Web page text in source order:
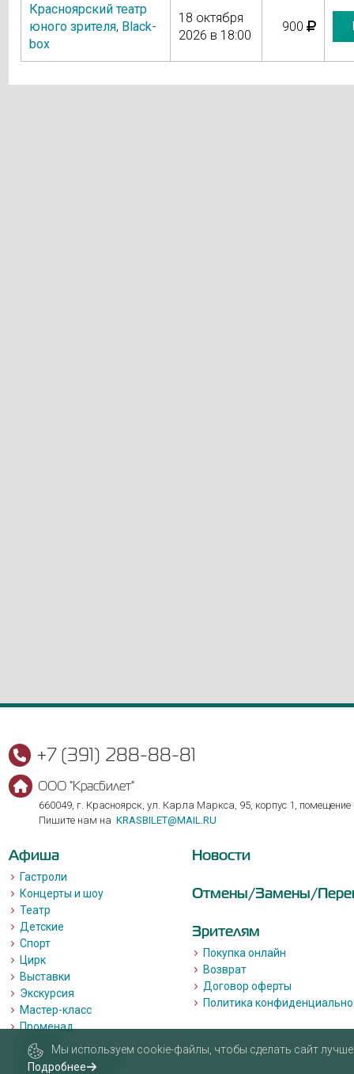
Красноярский театр
юного зрителя, Black-
box
18 октября
2026 в 18:00
900
+7 (391) 288-88-81
ООО "Красбилет"
660049, г. Красноярск, ул. Карла Маркса, 95, корпус 1, помещение
Пишите нам на KRASBILET@MAIL.RU
Афиша
Гастроли
Концерты и шоу
Театр
Детские
Спорт
Цирк
Выставки
Экскурсия
Мастер-класс
Променад
Лекции
Квизы, квесты, игры.
Новости
Отмены/Замены/
Зрителям
Покупка онлайн
Возврат
Договор оферты
Политика
Мы используем cookie-файлы, чтобы сделать сайт лучше
Подробнее